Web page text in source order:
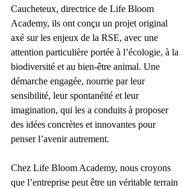
Caucheteux, directrice de Life Bloom
Academy, ils ont conçu un projet original
axé sur les enjeux de la RSE, avec une
attention particulière portée à l’écologie, à la
biodiversité et au bien-être animal. Une
démarche engagée, nourrie par leur
sensibilité, leur spontanéité et leur
imagination, qui les a conduits à proposer
des idées concrètes et innovantes pour
penser l’avenir autrement.
Chez Life Bloom Academy, nous croyons
que l’entreprise peut être un véritable terrain